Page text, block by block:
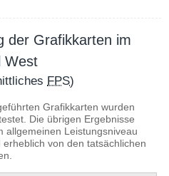
der Grafikkarten im
West
FPS)
Grafikkarten wurden
Die übrigen Ergebnisse
allgemeinen Leistungsniveau
von den tatsächlichen